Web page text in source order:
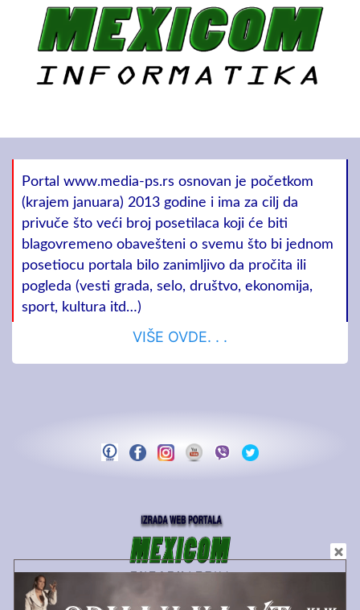
Portal www.media-ps.rs osnovan je početkom
(krajem januara) 2013 godine i ima za cilj da
privuče što veći broj posetilaca koji će biti
blagovremeno obavešteni o svemu što bi jednom
posetiocu portala bilo zanimljivo da pročita ili
pogleda (vesti grada, selo, društvo, ekonomija,
sport, kultura itd…)
VIŠE OVDE. . .